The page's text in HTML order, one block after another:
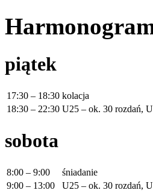
piątek
17:30 – 18:30 kolacja
18:30 – 22:30 U25 – ok. 30 rozdań,
sobota
8:00 – 9:00
śniadanie
9:00 – 13:00
U25 – ok. 30 rozdań,